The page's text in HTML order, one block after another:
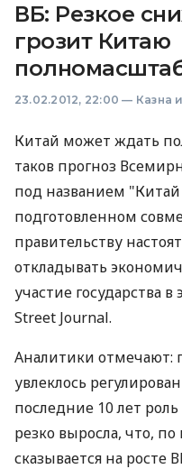
ВБ: Резкое
грозит Китаю
23.02.2012, 22:00 — Казна
Китай может ждать
таков прогноз
под названием "Китай
подготовленном
правительству
откладывать
участие государства
Street Journal.
Аналитики отмечают:
увлеклось
последние 10 лет роль
резко выросла, что,
сказывается на росте